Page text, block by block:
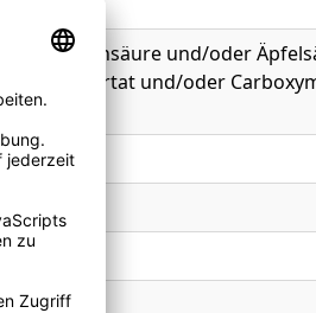
Weinsäure und/oder
und/oder